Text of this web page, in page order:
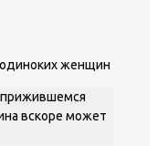
женщин
вскоре может